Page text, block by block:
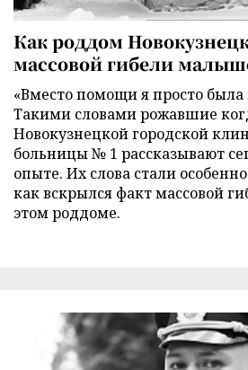
Как роддом
массовой гибели
«Вместо помощи я просто была
Такими словами рожавшие
Новокузнецкой городской
больницы № 1 рассказывают
опыте. Их слова стали
как вскрылся факт массовой
этом роддоме.